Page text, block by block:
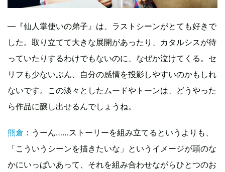
—『仙人掌使いの弟子』は、ラストシーンがとても好きで
した。取り立てて大きな展開があったり、カタルシスが待
っていたりするわけでもないのに、なぜか泣けてくる。セ
リフも少ないぶん、自分の感情を投影しやすいのかもしれ
ないです。この淡々としたムードやトーンは、どうやった
ら作品に醸し出せるんでしょうね。
熊倉 ：うーん……ストーリーを組み立てるというよりも、
「こういうシーンを描きたいな」というイメージが頭のな
かにいっぱいあって、それを組み合わせながらひとつのお